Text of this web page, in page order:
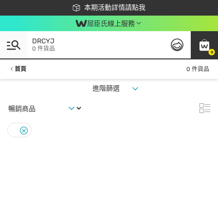
本期活動詳情請點我
下載app最高回饋$350
屈臣氏線上服務
0
DRCYJ
0 件貨品
首頁 0 件貨品
進階篩選